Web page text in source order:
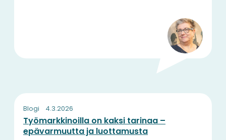
Blogi 4.3.2026
Työmarkkinoilla on kaksi tarinaa –
epävarmuutta ja luottamusta